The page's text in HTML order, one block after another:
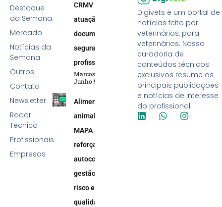
Digivets é um portal de
notícias feito por
veterinários, para
veterinários. Nossa
curadoria de
conteúdos técnicos
exclusivos resume as
principais publicações
e notícias de interesse
do profissional.
Destaque
da Semana
Mercado
Notícias da
Semana
Outros
Contato
Newsletter
Radar
Técnico
Profissionais
Empresas
CRMV reforça
atuação efetiva,
documentação e
segurança
profissional
Marcos Soares
Junho 5, 2026
Alimentação
animal:
MAPA
reforça
autocontrole,
gestão de
risco e
qualidade